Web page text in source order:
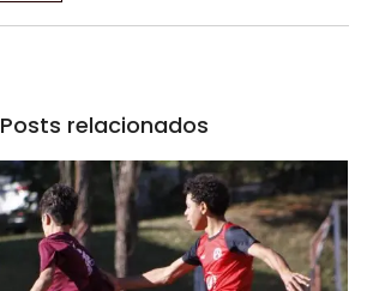
Posts relacionados